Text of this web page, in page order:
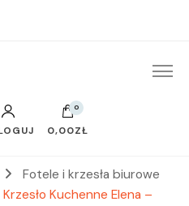
0
0,00ZŁ
Fotele i krzesła biurowe
Kuchenne Elena –